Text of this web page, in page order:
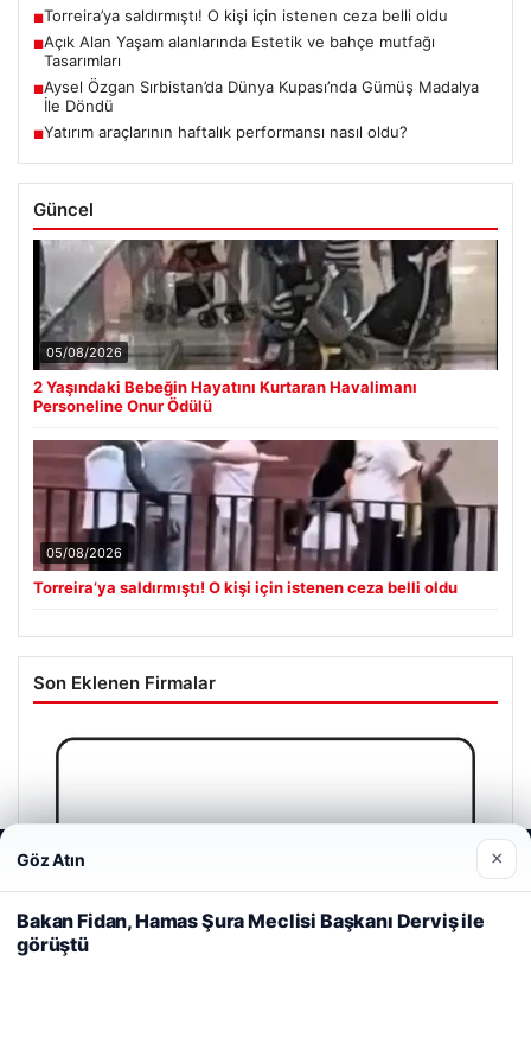
■Torreira’ya saldırmıştı! O kişi için istenen ceza belli oldu
■Açık Alan Yaşam alanlarında Estetik ve bahçe mutfağı
Tasarımları
■Aysel Özgan Sırbistan’da Dünya Kupası’nda Gümüş Madalya
İle Döndü
■Yatırım araçlarının haftalık performansı nasıl oldu?
Güncel
05/08/2026
2 Yaşındaki Bebeğin Hayatını Kurtaran Havalimanı
Personeline Onur Ödülü
05/08/2026
Torreira’ya saldırmıştı! O kişi için istenen ceza belli oldu
Son Eklenen Firmalar
Web sitemizi nasıl kullandığınızı daha iyi anlayabilmek,
deneyiminizi kişiselleştirmek ve geliştirmek amacıyla çerezler
kullanıyoruz.
Çerez Politikamız
Reddet
Göz Atın ×
Bakan Fidan, Hamas Şura Meclisi Başkanı Derviş ile
görüştü